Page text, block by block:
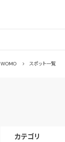
WOMO スポット一覧
カテゴリ